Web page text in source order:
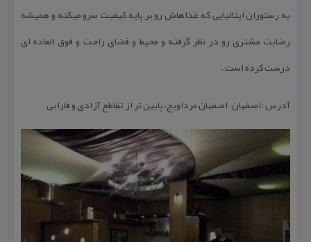
یه رستوران ایتالیایی كه غذاهاش رو بر پایه كیفیت سرو میكنه و همیشه
رضایت مشتری رو در نظر گرفته و محیط و فضای راحت و فوق العاده ای
درست كرده است .
آدرس :اصفهان – اصفهان مرداویج، پایین تر از تقاطع آزادی و فارابی